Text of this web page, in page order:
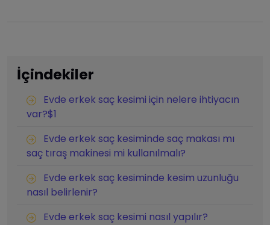
İçindekiler
Evde erkek saç kesimi için nelere ihtiyacın
var?$1
Evde erkek saç kesiminde saç makası mı
saç tıraş makinesi mi kullanılmalı?
Evde erkek saç kesiminde kesim uzunluğu
nasıl belirlenir?
Evde erkek saç kesimi nasıl yapılır?